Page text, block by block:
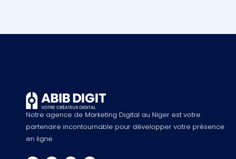
Notre agence de Marketing Digital au Niger est votre
partenaire incontournable pour développer votre présence
en ligne.